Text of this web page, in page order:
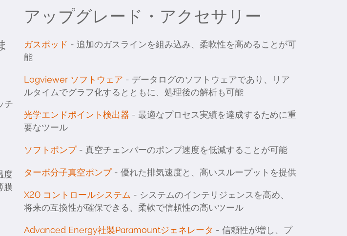
チ
度
膜
アップグレード・アクセサリー
ガスポッド - 追加のガスラインを組み込み、柔軟性を高めることが可
能
Logviewer ソフトウェア - データログのソフトウェアであり、リア
ルタイムでグラフ化するとともに、処理後の解析も可能
光学エンドポイント検出器 - 最適なプロセス実績を達成するために重
要なツール
ソフトポンプ- 真空チェンバーのポンプ速度を低減することが可能
ターボ分子真空ポンプ- 優れた排気速度と、高いスループットを提供
X20 コントロールシステム - システムのインテリジェンスを高め、
将来の互換性が確保できる、柔軟で信頼性の高いツール
Advanced Energy社製Paramountジェネレータ - 信頼性が増し、プ